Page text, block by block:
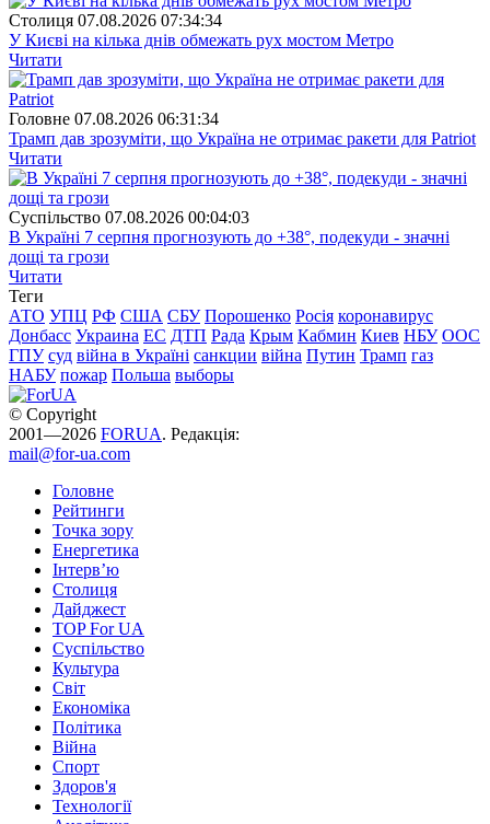
Столиця 07.08.2026 07:34:34
У Києві на кілька днів обмежать рух мостом Метро
Читати
Головне 07.08.2026 06:31:34
Трамп дав зрозуміти, що Україна не отримає ракети для Patriot
Читати
Суспiльство 07.08.2026 00:04:03
В Україні 7 серпня прогнозують до +38°, подекуди - значні
дощі та грози
Читати
Теги
АТО УПЦ РФ США СБУ Порошенко Росія коронавирус
Донбасс Украина ЕС ДТП Рада Крым Кабмин Киев НБУ ООС
ГПУ суд війна в Україні санкции війна Путин Трамп газ
НАБУ пожар Польша выборы
© Copyright
2001—2026 FORUA. Редакція:
mail@for-ua.com
Головне
Рейтинги
Точка зору
Енергетика
Інтерв’ю
Столиця
Дайджест
TOP For UA
Суспiльство
Культура
Світ
Економіка
Політика
Війна
Спорт
Здоров'я
Технології